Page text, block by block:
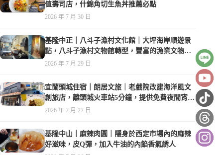
值壽司店，什錦角切生魚丼推薦必點
2026 年 7 月 30 日
基隆中正｜八斗子漁村文化館｜大坪海岸順遊景
點，八斗子漁村文物館轉型，豐富的漁業文物，
值得走訪
2026 年 7 月 29 日
宜蘭頭城住宿｜朗居文旅｜老戲院改建海洋風文
創旅店，離頭城火車站5分鐘，提供免費夜間宵
夜，親子遊戲空間
2026 年 7 月 27 日
基隆中山｜麻辣肉圓｜隱身於西定市場內的麻辣
好滋味，皮Q彈，加入牛油的內餡香氣誘人